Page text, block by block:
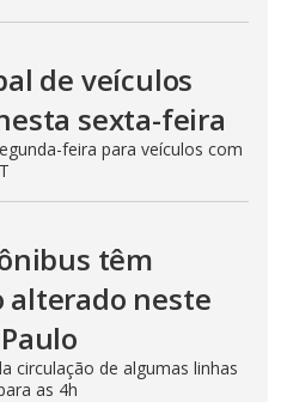
de veículos
sexta-feira
feira para veículos com
têm
neste
circulação de algumas linhas
as 4h